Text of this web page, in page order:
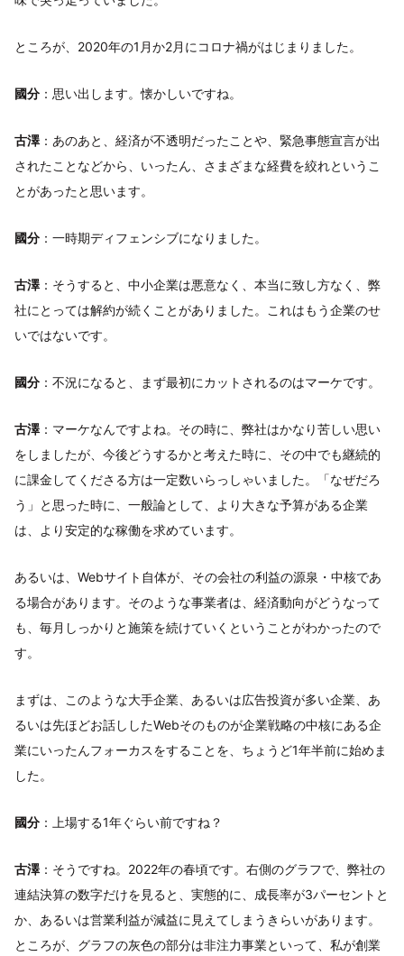
ところが、2020年の1月か2月にコロナ禍がはじまりました。
國分 ：思い出します。懐かしいですね。
古澤：あのあと、経済が不透明だったことや、緊急事態宣言が出
されたことなどから、いったん、さまざまな経費を絞れというこ
とがあったと思います。
國分 ：一時期ディフェンシブになりました。
古澤：そうすると、中小企業は悪意なく、本当に致し方なく、弊
社にとっては解約が続くことがありました。これはもう企業のせ
いではないです。
國分 ：不況になると、まず最初にカットされるのはマーケです。
古澤：マーケなんですよね。その時に、弊社はかなり苦しい思い
をしましたが、今後どうするかと考えた時に、その中でも継続的
に課金してくださる方は一定数いらっしゃいました。「なぜだろ
う」と思った時に、一般論として、より大きな予算がある企業
は、より安定的な稼働を求めています。
あるいは、Webサイト自体が、その会社の利益の源泉・中核であ
る場合があります。そのような事業者は、経済動向がどうなって
も、毎月しっかりと施策を続けていくということがわかったので
す。
まずは、このような大手企業、あるいは広告投資が多い企業、あ
るいは先ほどお話ししたWebそのものが企業戦略の中核にある企
業にいったんフォーカスをすることを、ちょうど1年半前に始めま
した。
國分 ：上場する1年ぐらい前ですね？
古澤：そうですね。2022年の春頃です。右側のグラフで、弊社の
連結決算の数字だけを見ると、実態的に、成長率が3パーセントと
か、あるいは営業利益が減益に見えてしまうきらいがあります。
ところが、グラフの灰色の部分は非注力事業といって、私が創業